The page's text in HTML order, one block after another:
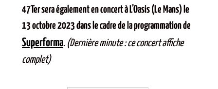
47Ter sera également en concert à L’Oasis (Le Mans) le
13 octobre 2023 dans le cadre de la programmation de
Superforma. (Dernière minute : ce concert affiche
complet)